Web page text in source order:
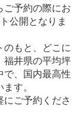
ご予約の際にお
公開となりま
のもと、どこに
福井県の平均坪
で、国内最高性
す。
ご予約くださ